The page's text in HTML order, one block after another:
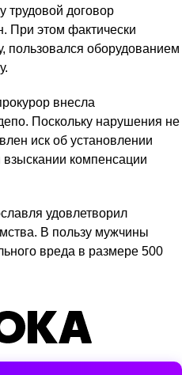
трудовой договор
При этом фактически
пользовался оборудованием
внесла
Поскольку нарушения не
иск об установлении
компенсации
удовлетворил
В пользу мужчины
вреда в размере 500